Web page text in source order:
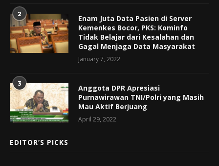
2
Enam Juta Data Pasien di Server
Kemenkes Bocor, PKS: Kominfo
Tidak Belajar dari Kesalahan dan
Gagal Menjaga Data Masyarakat
January 7, 2022
3
Anggota DPR Apresiasi
Purnawirawan TNI/Polri yang Masih
Mau Aktif Berjuang
April 29, 2022
EDITOR’S PICKS